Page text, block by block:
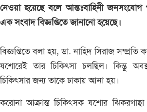
নেওয়া হয়েছে বলে আন্তঃবাহিনী
এক সংবাদ বিজ্ঞপ্তিতে জানানো হয়েছে।
বিজ্ঞপ্তিতে বলা হয়, ডা. নাহিদ সিরাজ সম্প্রতি
যশোরেই তার চিকিৎসা চলছিল। কিন্তু
চিকিৎসার জন্য তাকে ঢাকায় আনা হয়।
করোনা আক্রান্ত চিকিৎসক যশোর ঝিকরগাছা